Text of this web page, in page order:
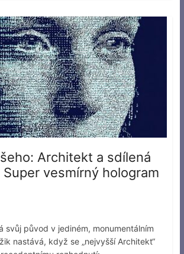
Architekt a sdílená
vesmírný hologram
svůj původ v jediném, monumentálním
nastává, když se „nejvyšší Architekt“